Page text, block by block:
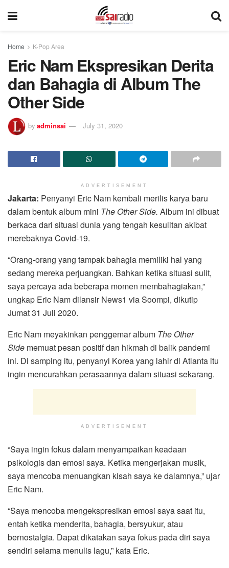
Home K-Pop Area
Eric Nam Ekspresikan Derita
dan Bahagia di Album The
Other Side
by adminsai July 31, 2020
ADVERTISEMENT
Jakarta: Penyanyi Eric Nam kembali merilis karya baru
dalam bentuk album mini The Other Side. Album ini dibuat
berkaca dari situasi dunia yang tengah kesulitan akibat
merebaknya Covid-19.
“Orang-orang yang tampak bahagia memiliki hal yang
sedang mereka perjuangkan. Bahkan ketika situasi sulit,
saya percaya ada beberapa momen membahagiakan,”
ungkap Eric Nam dilansir News1 via Soompi, dikutip
Jumat 31 Juli 2020.
Eric Nam meyakinkan penggemar album The Other
Side memuat pesan positif dan hikmah di balik pandemi
ini. Di samping itu, penyanyi Korea yang lahir di Atlanta itu
ingin mencurahkan perasaannya dalam situasi sekarang.
ADVERTISEMENT
“Saya ingin fokus dalam menyampaikan keadaan
psikologis dan emosi saya. Ketika mengerjakan musik,
saya mencoba menuangkan kisah saya ke dalamnya,” ujar
Eric Nam.
“Saya mencoba mengekspresikan emosi saya saat itu,
entah ketika menderita, bahagia, bersyukur, atau
bernostalgia. Dapat dikatakan saya fokus pada diri saya
sendiri selama menulis lagu,” kata Eric.